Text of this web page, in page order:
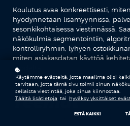
Koulutus avaa konkreettisesti,
hyödynnetään lisämyynnissä,
sesonkikohtaisessa viestinnässä.
näkökulmia segmentointiin,
kontrolliryhmiin, lyhyen
miten asiakasdatan käyttöä
vuodelta.
Teemat
Käytämme evästeitä, jotta maailma olisi
tarvitaan, jotta tämä sivu toimii sinun
sellaista viestintää, joka sinua kiinnostaa.
Täältä lisätietoja tai hyväksy yksittäiset
ESTÄ KAIKKI